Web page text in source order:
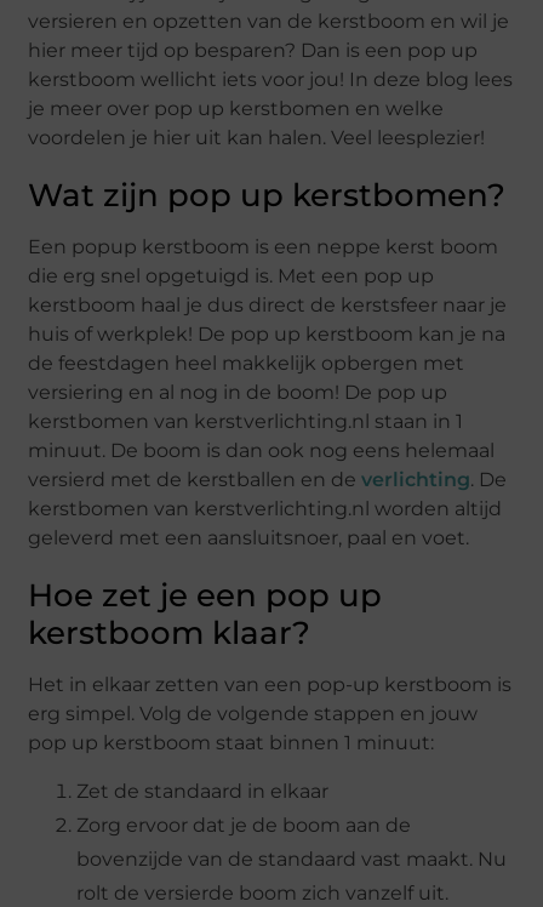
versieren en opzetten van de kerstboom en wil je
hier meer tijd op besparen? Dan is een pop up
kerstboom wellicht iets voor jou! In deze blog lees
je meer over pop up kerstbomen en welke
voordelen je hier uit kan halen. Veel leesplezier!
Wat zijn pop up kerstbomen?
Een popup kerstboom is een neppe kerst boom
die erg snel opgetuigd is. Met een pop up
kerstboom haal je dus direct de kerstsfeer naar je
huis of werkplek! De pop up kerstboom kan je na
de feestdagen heel makkelijk opbergen met
versiering en al nog in de boom! De pop up
kerstbomen van kerstverlichting.nl staan in 1
minuut. De boom is dan ook nog eens helemaal
versierd met de kerstballen en deverlichting. De
kerstbomen van kerstverlichting.nl worden altijd
geleverd met een aansluitsnoer, paal en voet.
Hoe zet je een pop up
kerstboom klaar?
Het in elkaar zetten van een pop-up kerstboom is
erg simpel. Volg de volgende stappen en jouw
pop up kerstboom staat binnen 1 minuut:
Zet de standaard in elkaar
Zorg ervoor dat je de boom aan de
bovenzijde van de standaard vast maakt. Nu
rolt de versierde boom zich vanzelf uit.